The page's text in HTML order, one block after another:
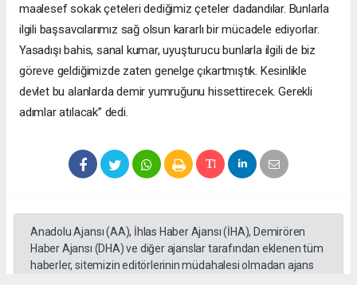
maalesef sokak çeteleri dediğimiz çeteler dadandılar. Bunlarla
ilgili başsavcılarımız sağ olsun kararlı bir mücadele ediyorlar.
Yasadışı bahis, sanal kumar, uyuşturucu bunlarla ilgili de biz
göreve geldiğimizde zaten genelge çıkartmıştık. Kesinlikle
devlet bu alanlarda demir yumruğunu hissettirecek. Gerekli
adımlar atılacak” dedi.
Anadolu Ajansı (AA), İhlas Haber Ajansı (İHA), Demirören
Haber Ajansı (DHA) ve diğer ajanslar tarafından eklenen tüm
haberler, sitemizin editörlerinin müdahalesi olmadan ajans